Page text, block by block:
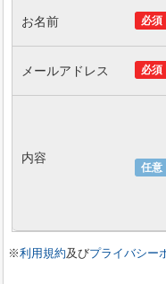
必須
お名前
必須
メールアドレス
任意
内容
※利用規約及びプライバシー